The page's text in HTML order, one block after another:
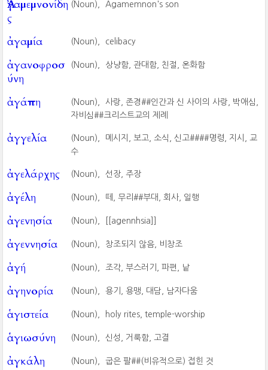
Ἀγαμεμνονίδη
ς
(Noun), Agamemnon's son
ἀγαμία (Noun), celibacy
ἀγανοφροσ
ύνη
(Noun), 상냥함, 관대함, 친절, 온화함
ἀγάπη (Noun),
사랑, 존경##인간과 신 사이의 사랑, 박애심,
자비심##크리스트교의 제례
ἀγγελία (Noun),
메시지, 보고, 소식, 신고####명령, 지시, 교
수
ἀγελάρχης (Noun), 선장, 주장
ἀγέλη (Noun), 떼, 무리##부대, 회사, 일행
ἀγενησία (Noun), [[agennhsia]]
ἀγεννησία (Noun), 창조되지 않음, 비창조
ἀγή (Noun), 조각, 부스러기, 파편, 낱
ἀγηνορία (Noun), 용기, 용맹, 대담, 남자다움
ἁγιστεία (Noun), holy rites, temple-worship
ἁγιωσύνη (Noun), 신성, 거룩함, 고결
ἀγκάλη (Noun), 굽은 팔##(비유적으로) 접힌 것